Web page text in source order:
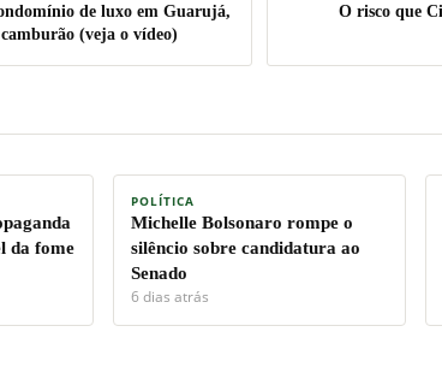
de luxo em Guarujá,
(veja o vídeo)
O risco que
da fome
POLÍTICA
Michelle Bolsonaro rompe o
silêncio sobre candidatura ao
Senado
6 dias atrás